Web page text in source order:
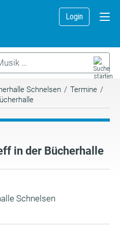
Login
Schnelsen / Termine /
in der Bücherhalle
Schnelsen